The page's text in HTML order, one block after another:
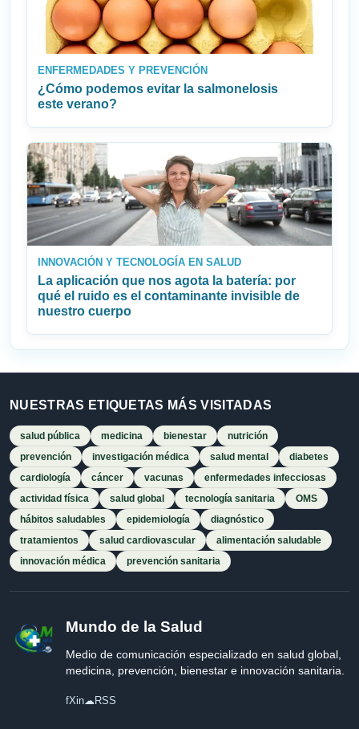
ENFERMEDADES Y PREVENCIÓN
¿Cómo podemos evitar la salmonelosis
este verano?
INNOVACIÓN Y TECNOLOGÍA EN SALUD
La aplicación que nos agota la batería: por
qué el ruido es el contaminante invisible de
nuestro cuerpo
NUESTRAS ETIQUETAS MÁS VISITADAS
salud pública medicina bienestar
nutrición
prevención
investigación médica salud mental
diabetes
cardiología
cáncer vacunas
enfermedades infecciosas
actividad física
salud global tecnología sanitaria
OMS
hábitos saludables
epidemiología
diagnóstico
tratamientos
salud cardiovascular
alimentación saludable
innovación médica
prevención sanitaria
Mundo de la Salud
Medio de comunicación especializado en salud global,
medicina, prevención, bienestar e innovación sanitaria.
fXin☁RSS